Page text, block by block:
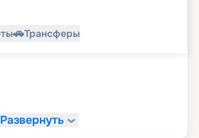
🚗Трансферы
Развернуть